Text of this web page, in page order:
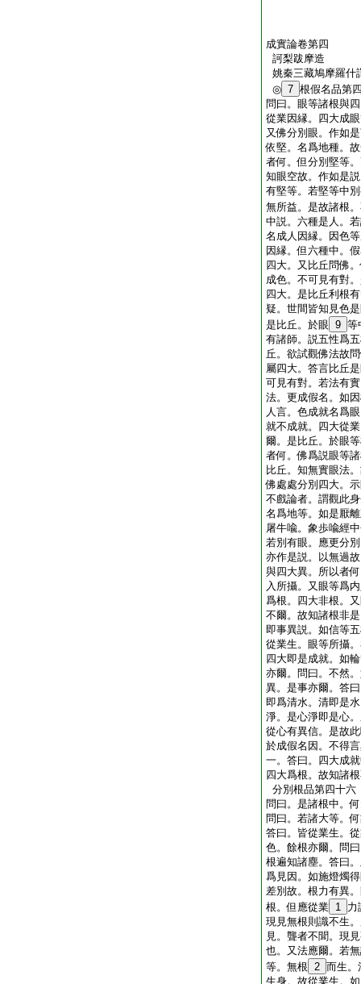
成實論卷第四
訶梨跋摩造
姚秦三藏鳩摩羅什
◎ 7 根假名品第
問曰。眼等諸根與
從業因縁。四大成
又佛分別眼。作如
依堅。名爲地種。
者何。但分別堅等
知眼空故。作如是
有堅等。若堅等中
無所益。是故諸根
中説。六種是人。
名成人因縁。因色
因縁。但六種中。
四大。又比丘問佛
成色。不可見有對
四大。是比丘利根
疑。世間皆知見色
是比丘。於眼 9 等
有諸師。説五性爲
丘。欲試觀佛法故
屬四大。答言比丘
可見有對。若法有
法。更成假名。如
人言。色成就名爲
就不成就。四大從
爾。是比丘。於眼
者何。佛爲説眼等
比丘。知無實眼法
佛處處分別四大。
不戲論者。謂觀此
名爲地等。如是厭
屠牛喩。象歩喩經
若別有眼。應更分
亦作是説。以無過
與四大異。所以者
入所攝。又眼等爲
爲根。四大非根。
不爾。故知諸根非
即事異説。如信等
從業生。眼等所攝
四大即是成就。如
亦爾。問曰。不然
異。是事亦爾。答
即爲清水。清即是
淨。是心淨即是心
從心有異信。是故
於成假名因。不得
一。答曰。四大成
四大爲根。故知諸
分別根品第四十六
問曰。是諸根中。
問曰。若諸大等。
答曰。皆從業生。
色。餘根亦爾。問
根遍知諸塵。答曰
爲見因。如施燈燭
差別故。根力有異
根。但應從業 1 力
現見無根則識不生
見。聾者不聞。現
也。又法應爾。若
等。無根 2 而生。
生身。故從業生。